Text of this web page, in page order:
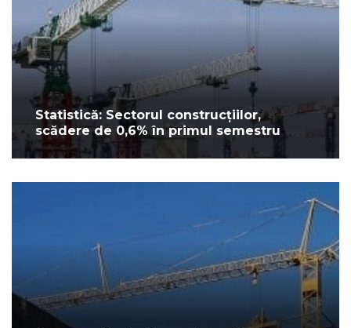
Statistică: Sectorul construcțiilor,
scădere de 0,6% în primul semestru